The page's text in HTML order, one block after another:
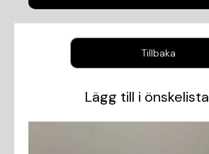
Tillbaka
Lägg till i önskelista